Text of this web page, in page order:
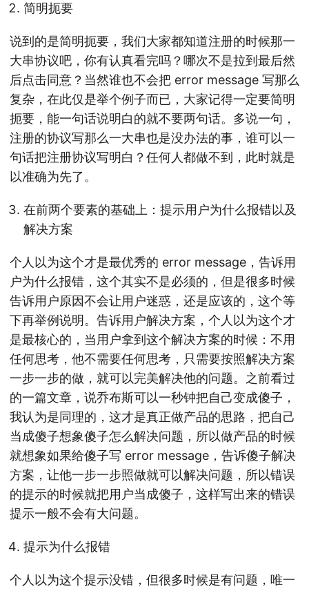
简明扼要
说到的是简明扼要，我们大家都知道注册的时候那一
大串协议吧，你有认真看完吗？哪次不是拉到最后然
后点击同意？当然谁也不会把 error message 写那么
复杂，在此仅是举个例子而已，大家记得一定要简明
扼要，能一句话说明白的就不要两句话。多说一句，
注册的协议写那么一大串也是没办法的事，谁可以一
句话把注册协议写明白？任何人都做不到，此时就是
以准确为先了。
在前两个要素的基础上：提示用户为什么报错以及
解决方案
个人以为这个才是最优秀的 error message，告诉用
户为什么报错，这个其实不是必须的，但是很多时候
告诉用户原因不会让用户迷惑，还是应该的，这个等
下再举例说明。告诉用户解决方案，个人以为这个才
是最核心的，当用户拿到这个解决方案的时候：不用
任何思考，他不需要任何思考，只需要按照解决方案
一步一步的做，就可以完美解决他的问题。之前看过
的一篇文章，说乔布斯可以一秒钟把自己变成傻子，
我认为是同理的，这才是真正做产品的思路，把自己
当成傻子想象傻子怎么解决问题，所以做产品的时候
就想象如果给傻子写 error message，告诉傻子解决
方案，让他一步一步照做就可以解决问题，所以错误
的提示的时候就把用户当成傻子，这样写出来的错误
提示一般不会有大问题。
提示为什么报错
个人以为这个提示没错，但很多时候是有问题，唯一